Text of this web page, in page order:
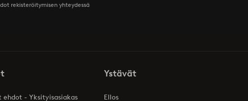
rekisteröitymisen yhteydessä
ehdot - Yksityisasiakas
Ystävät
Ellos